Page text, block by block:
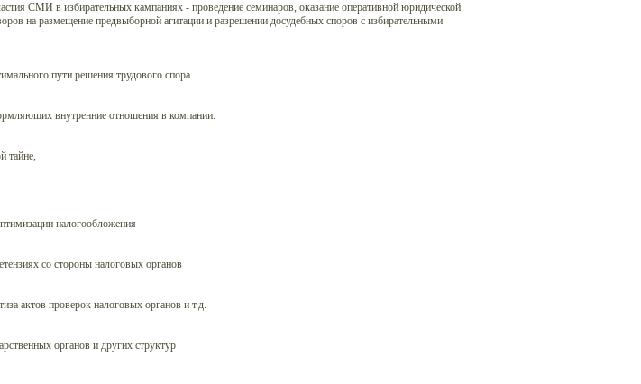
СМИ в избирательных кампаниях - проведение семинаров, оказание оперативной юридической
на размещение предвыборной агитации и разрешении досудебных споров с избирательными
пути решения трудового спора
внутренние отношения в компании:
тайне,
налогообложения
со стороны налоговых органов
актов проверок налоговых органов и т.д.
органов и других структур